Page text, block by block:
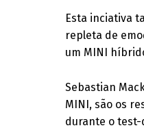
Esta inciativa
repleta de
um MINI
Sebastian
MINI, são os
durante o